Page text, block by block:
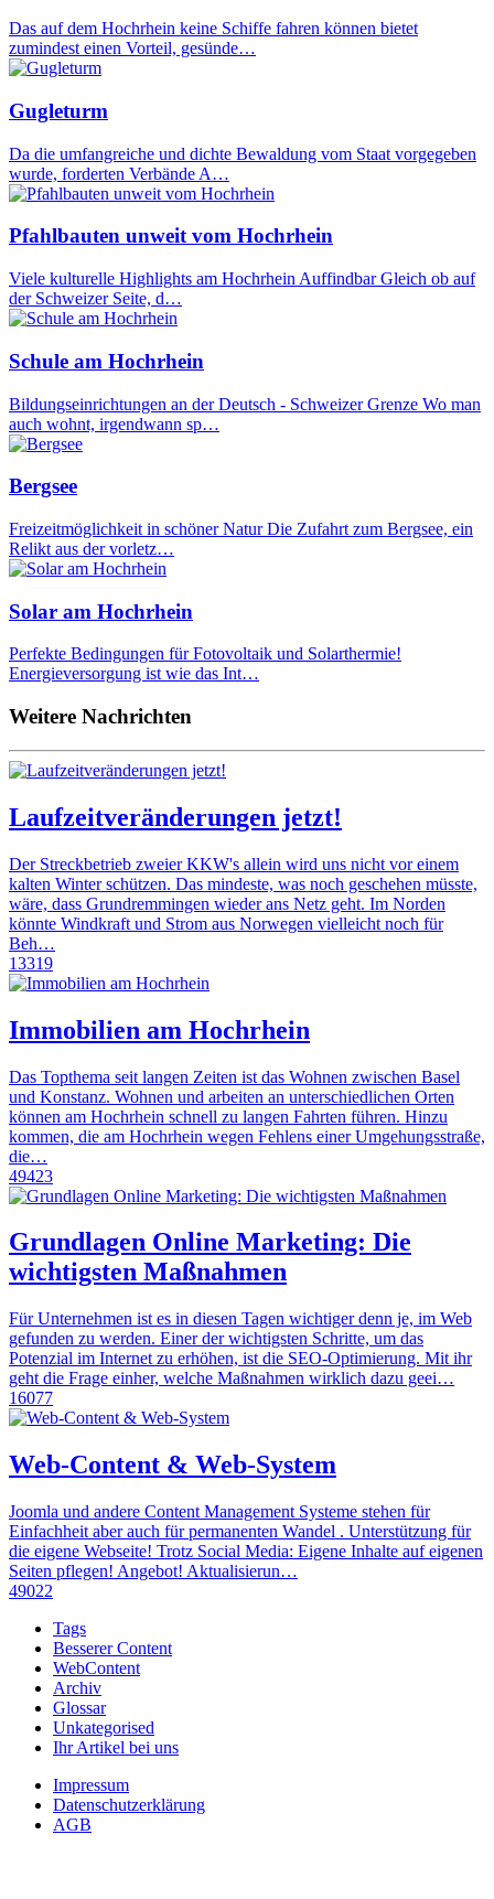
Das auf dem Hochrhein keine Schiffe fahren können bietet
zumindest einen Vorteil, gesünde…
Gugleturm
Da die umfangreiche und dichte Bewaldung vom Staat vorgegeben
wurde, forderten Verbände A…
Pfahlbauten unweit vom Hochrhein
Viele kulturelle Highlights am Hochrhein Auffindbar Gleich ob auf
der Schweizer Seite, d…
Schule am Hochrhein
Bildungseinrichtungen an der Deutsch - Schweizer Grenze Wo man
auch wohnt, irgendwann sp…
Bergsee
Freizeitmöglichkeit in schöner Natur Die Zufahrt zum Bergsee, ein
Relikt aus der vorletz…
Solar am Hochrhein
Perfekte Bedingungen für Fotovoltaik und Solarthermie!
Energieversorgung ist wie das Int…
Weitere Nachrichten
Laufzeitveränderungen jetzt!
Der Streckbetrieb zweier KKW's allein wird uns nicht vor einem
kalten Winter schützen. Das mindeste, was noch geschehen müsste,
wäre, dass Grundremmingen wieder ans Netz geht. Im Norden
könnte Windkraft und Strom aus Norwegen vielleicht noch für
Beh…
13319
Immobilien am Hochrhein
Das Topthema seit langen Zeiten ist das Wohnen zwischen Basel
und Konstanz. Wohnen und arbeiten an unterschiedlichen Orten
können am Hochrhein schnell zu langen Fahrten führen. Hinzu
kommen, die am Hochrhein wegen Fehlens einer Umgehungsstraße,
die…
49423
Grundlagen Online Marketing: Die
wichtigsten Maßnahmen
Für Unternehmen ist es in diesen Tagen wichtiger denn je, im Web
gefunden zu werden. Einer der wichtigsten Schritte, um das
Potenzial im Internet zu erhöhen, ist die SEO-Optimierung. Mit ihr
geht die Frage einher, welche Maßnahmen wirklich dazu geei…
16077
Web-Content & Web-System
Joomla und andere Content Management Systeme stehen für
Einfachheit aber auch für permanenten Wandel . Unterstützung für
die eigene Webseite! Trotz Social Media: Eigene Inhalte auf eigenen
Seiten pflegen! Angebot! Aktualisierun…
49022
Tags
Besserer Content
WebContent
Archiv
Glossar
Unkategorised
Ihr Artikel bei uns
Impressum
Datenschutzerklärung
AGB